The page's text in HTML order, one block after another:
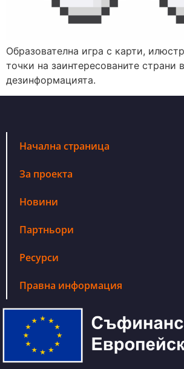
Образователна игра с карти,
точки на заинтересованите страни
дезинформацията.
Начална страница
За проекта
Новини
Партньори
Ресурси
Правна информация